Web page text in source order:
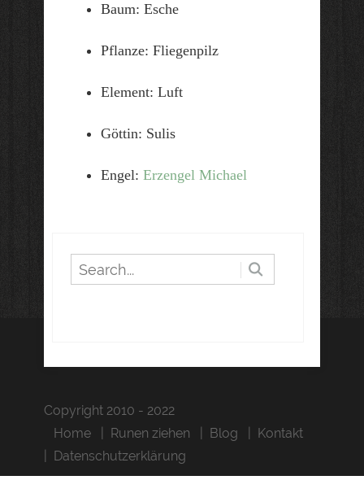
Baum: Esche
Pflanze: Fliegenpilz
Element: Luft
Göttin: Sulis
Engel: Erzengel Michael
Copyright 2010 - 2022
Home
Runen ziehen Blog
Kontakt
Datenschutzerklärung